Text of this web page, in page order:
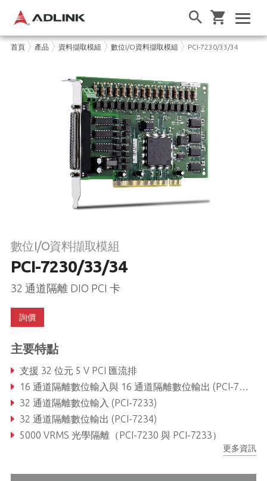
首頁 產品 資料擷取模組 數位I/O資料擷取模組 PCI-7230/33/34
數位I/O資料擷取模組
PCI-7230/33/34
32 通道隔離 DIO PCI 卡
詢價
主要特點
支援 32 位元 5 V PCI 匯流排
16 通道隔離數位輸入與 16 通道隔離數位輸出 (PCI-7230)
32 通道隔離數位輸入 (PCI-7233)
32 通道隔離數位輸出 (PCI-7234)
5000 VRMS 光學隔離（PCI-7230 與 PCI-7233）
更多資訊